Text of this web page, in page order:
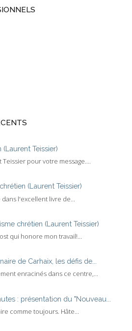
Teissier)
pour votre message....
(Laurent Teissier)
l'excellent livre de...
chrétien (Laurent Teissier)
qui honore mon travail!...
de Carhaix, les défis de...
enracinés dans ce centre,...
: présentation du "Nouveau...
comme toujours. Hâte...